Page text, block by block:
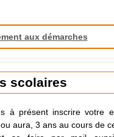
aux démarches
scolaires
à présent inscrire votre
aura, 3 ans au cours de